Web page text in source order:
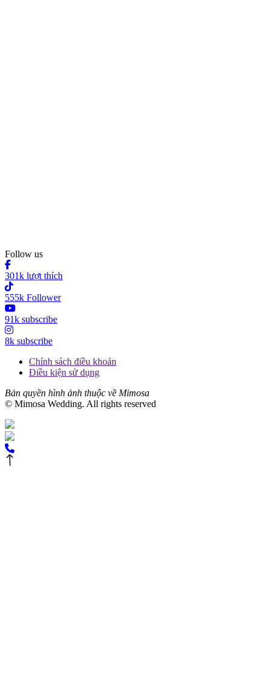
Follow us
301k lượt thích
555k Follower
91k subscribe
8k subscribe
Chính sách điều khoản
Điều kiện sử dụng
Bản quyền hình ảnh thuộc về Mimosa
© Mimosa Wedding. All rights reserved